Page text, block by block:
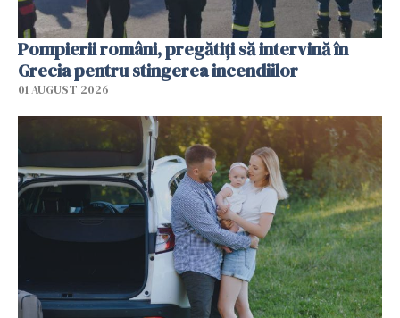
Pompierii români, pregătiţi să intervină în
Grecia pentru stingerea incendiilor
01 AUGUST 2026